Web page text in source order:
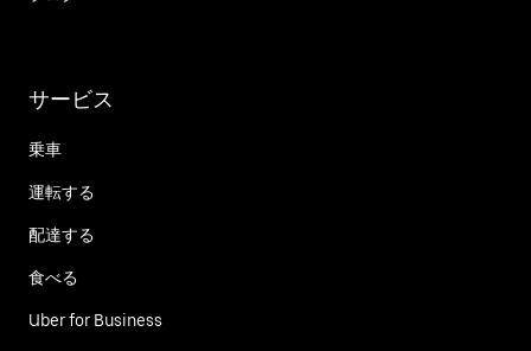
サービス
乗車
運転する
配達する
食べる
Uber for Business